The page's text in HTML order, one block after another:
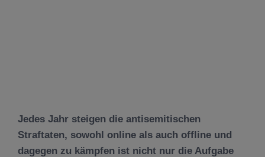
Jedes Jahr steigen die antisemitischen
Straftaten, sowohl online als auch offline und
dagegen zu kämpfen ist nicht nur die Aufgabe